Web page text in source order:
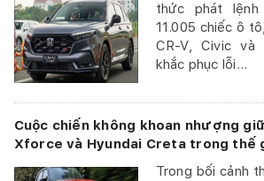
thức phát
11.005 chiếc ô
CR-V, Civic
khắc phục lỗi...
Cuộc chiến không khoan nhượng
Xforce và Hyundai Creta trong thế
Trong bối cảnh